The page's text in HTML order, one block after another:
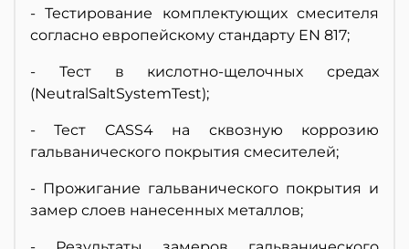
- Тестирование комплектующих смесителя
согласно европейскому стандарту EN 817;
- Тест в кислотно-щелочных средах
(NeutralSaltSystemTest);
- Тест CASS4 на сквозную коррозию
гальванического покрытия смесителей;
- Прожигание гальванического покрытия и
замер слоев нанесенных металлов;